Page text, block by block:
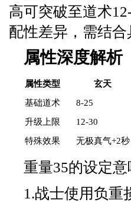
高可突破至道术
配性差异，需结
属性深度解析
属性类型 玄天
基础道术
8-25
升级上限
12-30
特殊效果
无极真气+2秒
重量35的设定意
1.战士使用负重